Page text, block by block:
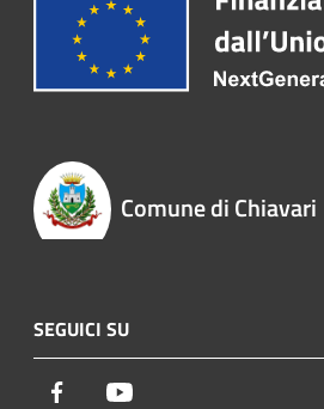
Comune di Chiavari
SEGUICI SU
Facebook